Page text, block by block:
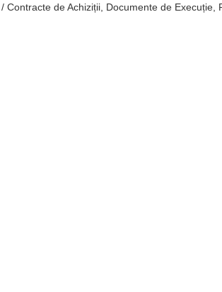
/ Contracte de Achiziții Documente de Execuție